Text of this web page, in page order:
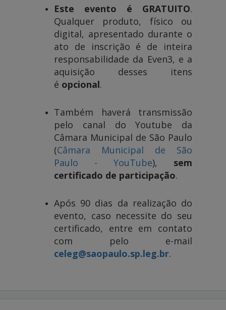
Este evento é GRATUITO.
Qualquer produto, físico ou
digital, apresentado durante o
ato de inscrição é de inteira
responsabilidade da Even3, e a
aquisição desses itens
é opcional.
Também haverá transmissão
pelo canal do Youtube da
Câmara Municipal de São Paulo
(Câmara Municipal de São
Paulo - YouTube), sem
certificado de participação.
Após 90 dias da realização do
evento, caso necessite do seu
certificado, entre em contato
com pelo e-mail
celeg@saopaulo.sp.leg.br.